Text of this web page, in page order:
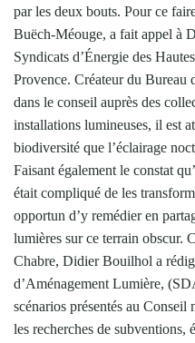
par les deux bouts. Pour ce
Buëch-Méouge, a fait appel à
Syndicats d’Énergie des
Provence. Créateur du Bureau
dans le conseil auprès des
installations lumineuses, il est
biodiversité que l’éclairage
Faisant également le constat
était compliqué de les
opportun d’y remédier en
lumières sur ce terrain obscur.
Chabre, Didier Bouilhol a
d’Aménagement Lumière,
scénarios présentés au
les recherches de subventions,